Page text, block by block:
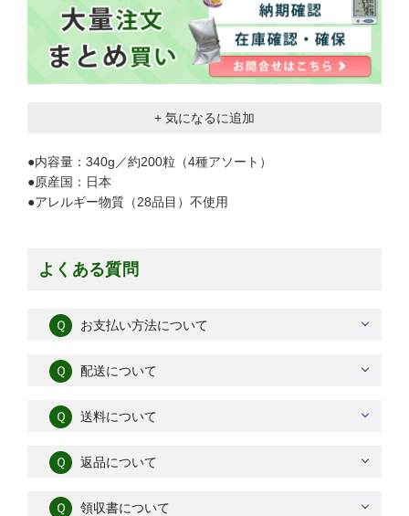
+ 気になるに追加
●内容量：340g／約200粒（4種アソート）
●原産国：日本
●アレルギー物質（28品目）不使用
よくある質問
Ｑ お支払い方法について
Ｑ 配送について
Ｑ 送料について
Ｑ 返品について
Ｑ 領収書について